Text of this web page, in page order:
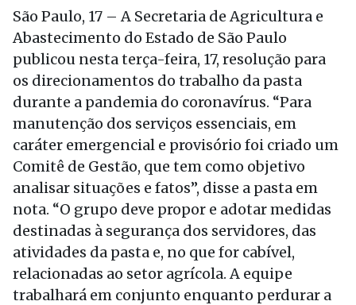
São Paulo, 17 – A Secretaria de Agricultura e
Abastecimento do Estado de São Paulo
publicou nesta terça-feira, 17, resolução para
os direcionamentos do trabalho da pasta
durante a pandemia do coronavírus. “Para
manutenção dos serviços essenciais, em
caráter emergencial e provisório foi criado um
Comitê de Gestão, que tem como objetivo
analisar situações e fatos”, disse a pasta em
nota. “O grupo deve propor e adotar medidas
destinadas à segurança dos servidores, das
atividades da pasta e, no que for cabível,
relacionadas ao setor agrícola. A equipe
trabalhará em conjunto enquanto perdurar a